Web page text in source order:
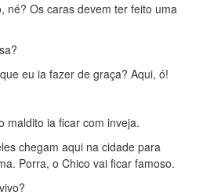
Os caras devem ter feito uma
eu ia fazer de graça? Aqui, ó!
maldito ia ficar com inveja.
chegam aqui na cidade para
Porra, o Chico vai ficar famoso.